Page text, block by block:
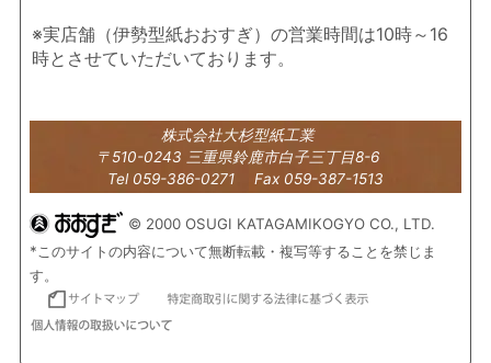
※実店舗（伊勢型紙おおすぎ）の営業時間は10時～16
時とさせていただいております。
株式会社大杉型紙工業
〒510-0243 三重県鈴鹿市白子三丁目8-6
Tel 059-386-0271 Fax 059-387-1513
© 2000 OSUGI KATAGAMIKOGYO CO., LTD.
*このサイトの内容について無断転載・複写等することを禁じま
す。